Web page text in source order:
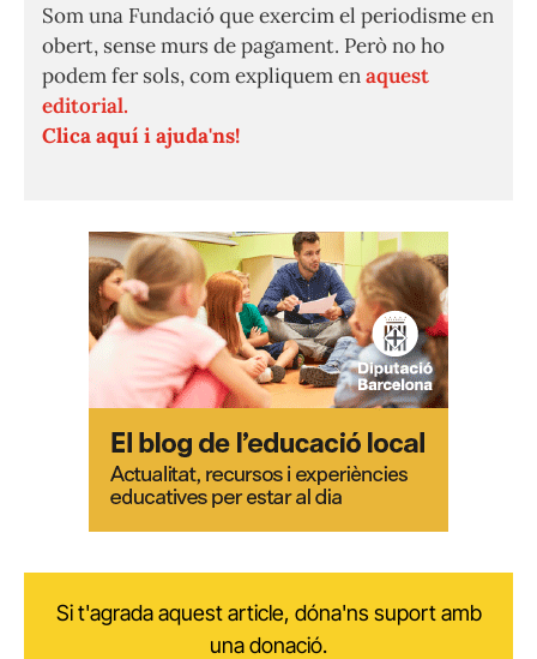
Som una Fundació que exercim el periodisme en
obert, sense murs de pagament. Però no ho
podem fer sols, com expliquem enaquest
editorial.
Clica aquí i ajuda'ns!
Si t'agrada aquest article, dóna'ns suport amb
una donació.